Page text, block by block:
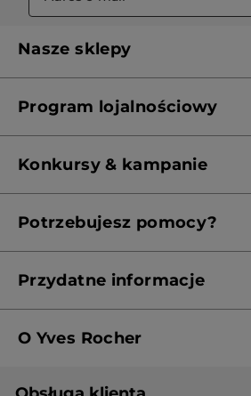
Nasze sklepy
Franczyza
Program lojalnościowy
Konkursy & kampanie
Potrzebujesz pomocy?
Przydatne informacje
Polityka prywatności
O Yves Rocher